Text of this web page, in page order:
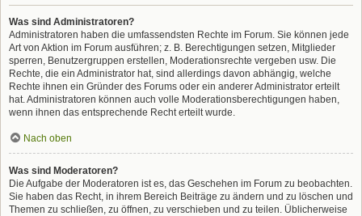
Was sind Administratoren?
Administratoren haben die umfassendsten Rechte im Forum. Sie können jede
Art von Aktion im Forum ausführen; z. B. Berechtigungen setzen, Mitglieder
sperren, Benutzergruppen erstellen, Moderationsrechte vergeben usw. Die
Rechte, die ein Administrator hat, sind allerdings davon abhängig, welche
Rechte ihnen ein Gründer des Forums oder ein anderer Administrator erteilt
hat. Administratoren können auch volle Moderationsberechtigungen haben,
wenn ihnen das entsprechende Recht erteilt wurde.
Nach oben
Was sind Moderatoren?
Die Aufgabe der Moderatoren ist es, das Geschehen im Forum zu beobachten.
Sie haben das Recht, in ihrem Bereich Beiträge zu ändern und zu löschen und
Themen zu schließen, zu öffnen, zu verschieben und zu teilen. Üblicherweise